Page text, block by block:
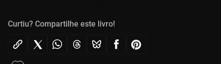
Curtiu? Compartilhe este livro!